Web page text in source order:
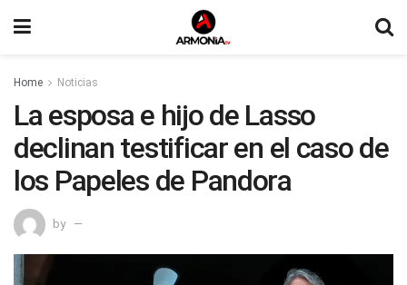
Home Noticias
La esposa e hijo de Lasso
declinan testificar en el caso de
los Papeles de Pandora
by